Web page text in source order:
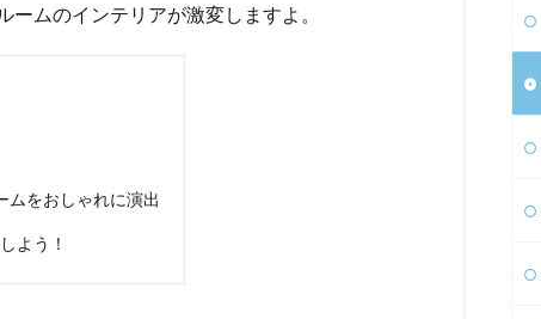
ムのインテリアが激変しますよ。
ムをおしゃれに演出
よう！